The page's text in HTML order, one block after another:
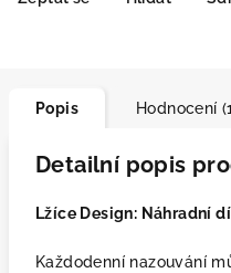
Popis Hodnocení
Detailní popis
Lžíce Design: Náhradní
Každodenní nazouvání